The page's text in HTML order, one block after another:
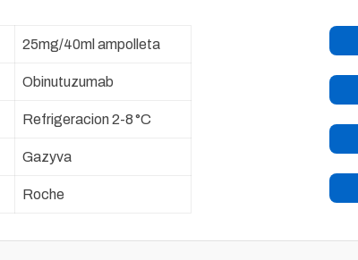
25mg/40ml ampolleta
Obinutuzumab
Refrigeracion 2-8 °C
Gazyva
Roche